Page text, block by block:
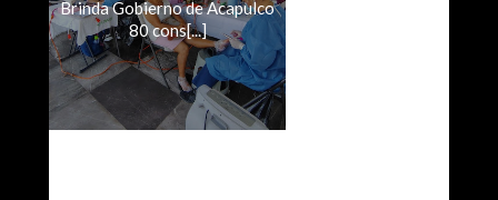
Brinda Gobierno de Acapulco
80 cons[...]